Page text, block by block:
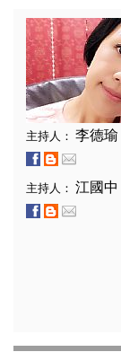
主持人： 李德瑜
主持人： 江國中